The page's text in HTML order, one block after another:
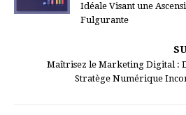
Idéale Visant une
Fulgurante
Maîtrisez le Marketing Digital :
Stratège Numérique